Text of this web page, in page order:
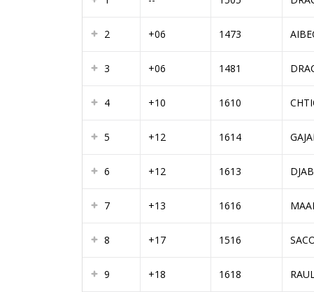
2 +06 1473
3 +06 1481
4 +10 1610
5 +12 1614
6 +12 1613
7 +13 1616
8 +17 1516
9 +18 1618